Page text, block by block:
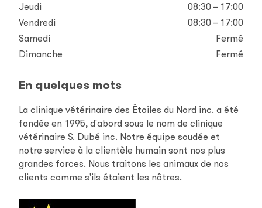
Jeudi
08:30 – 17:00
Vendredi
08:30 – 17:00
Samedi
Fermé
Dimanche
Fermé
En quelques mots
La clinique vétérinaire des Étoiles du Nord inc. a été
fondée en 1995, d'abord sous le nom de clinique
vétérinaire S. Dubé inc. Notre équipe soudée et
notre service à la clientèle humain sont nos plus
grandes forces. Nous traitons les animaux de nos
clients comme s'ils étaient les nôtres.